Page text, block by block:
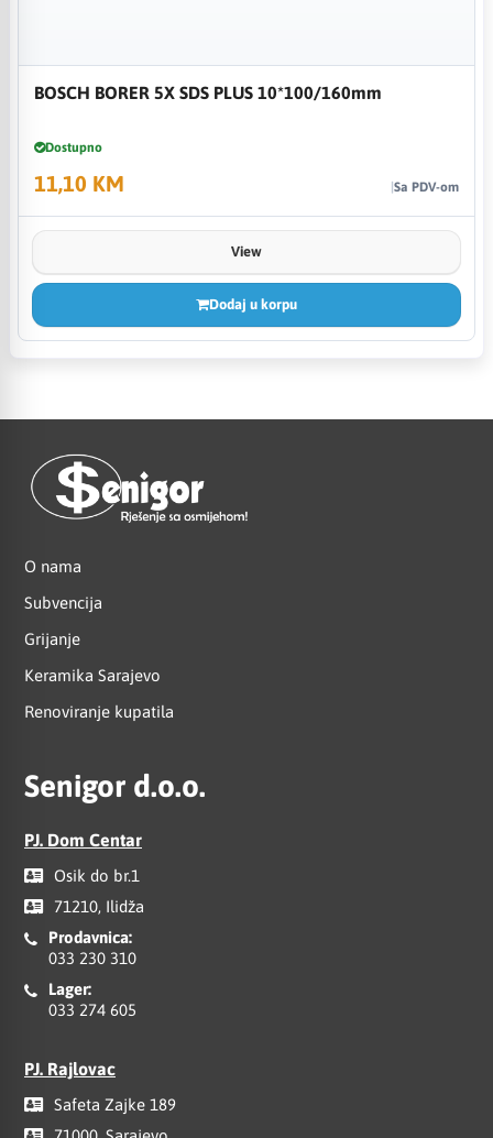
BOSCH BORER 5X SDS PLUS 10*100/160mm
Dostupno
11,10 KM Sa PDV-om
View
Dodaj u korpu
O nama
Subvencija
Grijanje
Keramika Sarajevo
Renoviranje kupatila
Senigor d.o.o.
PJ. Dom Centar
Osik do br.1
71210, Ilidža
Prodavnica:
033 230 310
Lager:
033 274 605
PJ. Rajlovac
Safeta Zajke 189